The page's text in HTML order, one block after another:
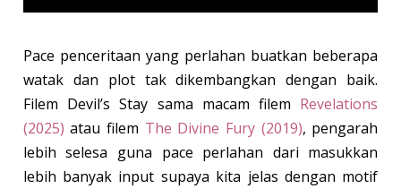
Pace penceritaan yang perlahan buatkan beberapa
watak dan plot tak dikembangkan dengan baik.
Filem Devil’s Stay sama macam filem Revelations
(2025)atau filem The Divine Fury (2019), pengarah
lebih selesa guna pace perlahan dari masukkan
lebih banyak input supaya kita jelas dengan motif